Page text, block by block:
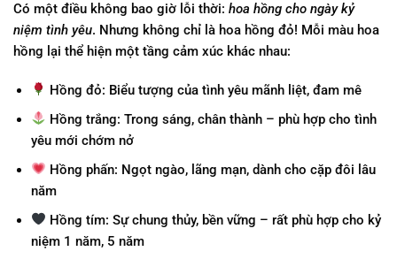
Có một điều không bao giờ lỗi thời: hoa hồng cho ngày kỷ
niệm tình yêu. Nhưng không chỉ là hoa hồng đỏ! Mỗi màu hoa
hồng lại thể hiện một tầng cảm xúc khác nhau:
Hồng đỏ: Biểu tượng của tình yêu mãnh liệt, đam mê
Hồng trắng: Trong sáng, chân thành – phù hợp cho tình
yêu mới chớm nở
Hồng phấn: Ngọt ngào, lãng mạn, dành cho cặp đôi lâu
năm
Hồng tím: Sự chung thủy, bền vững – rất phù hợp cho kỷ
niệm 1 năm, 5 năm